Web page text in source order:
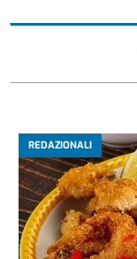
REDAZIONALI